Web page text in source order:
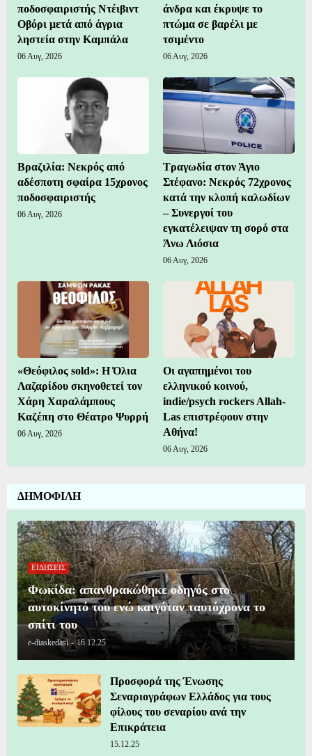
ποδοσφαιριστής Ντέιβιντ
Οβόρι μετά από άγρια
ληστεία στην Καμπάλα
06 Αυγ, 2026
άνδρα και έκρυψε το
πτώμα σε βαρέλι με
τσιμέντο
06 Αυγ, 2026
Βραζιλία: Νεκρός από
αδέσποτη σφαίρα 15χρονος
ποδοσφαιριστής
06 Αυγ, 2026
Τραγωδία στον Άγιο
Στέφανο: Νεκρός 72χρονος
κατά την κλοπή καλωδίων
– Συνεργοί του
εγκατέλειψαν τη σορό στα
Άνω Λιόσια
06 Αυγ, 2026
«Θεόφιλος sold»: Η Όλια
Λαζαρίδου σκηνοθετεί τον
Χάρη Χαραλάμπους
Καζέπη στο Θέατρο Ψυρρή
06 Αυγ, 2026
Οι αγαπημένοι του
ελληνικού κοινού,
indie/psych rockers Allah-
Las επιστρέφουν στην
Αθήνα!
06 Αυγ, 2026
ΔΗΜΟΦΙΛΗ
ΕΙΔΗΣΕΙΣ
Φωκίδα: απανθρακώθηκε οδηγός στο
αυτοκίνητό του ενώ καιγόταν ταυτόχρονα το
σπίτι του
e-diaskedasi - 16.12.25
Προσφορά της Ένωσης
Σεναριογράφων Ελλάδος για τους
φίλους του σεναρίου ανά την
Επικράτεια
15.12.25